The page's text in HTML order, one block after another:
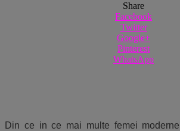
Share
Facebook
Twitter
Google+
Pinterest
WhatsApp
Din ce in ce mai multe femei